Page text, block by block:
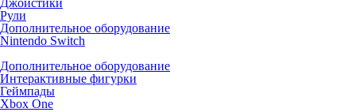
Джойстики
Рули
Дополнительное оборудование
Nintendo Switch
Дополнительное оборудование
Интерактивные фигурки
Геймпады
Xbox One